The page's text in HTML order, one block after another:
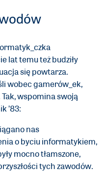
lat temu też budziły
się powtarza.
wobec gamerów_ek,
wspomina swoją
’83:
nas
o byciu informatykiem,
mocno tłamszone,
tych zawodów.